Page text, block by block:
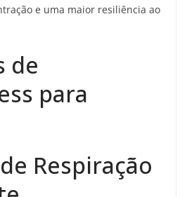
e uma maior resiliência ao
de
para
Respiração